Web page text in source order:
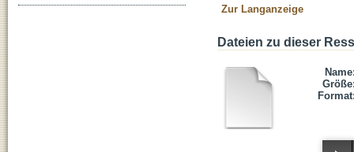
Zur Langanzeige
Dateien zu dieser